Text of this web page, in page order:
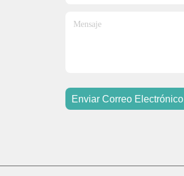
Enviar Correo Electrónico